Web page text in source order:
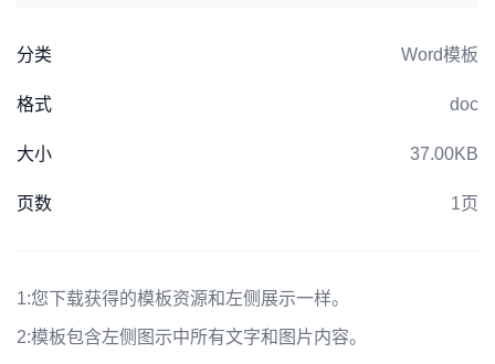
分类 Word模板
格式 doc
大小 37.00KB
页数 1页
1:您下载获得的模板资源和左侧展示一样。
2:模板包含左侧图示中所有文字和图片内容。